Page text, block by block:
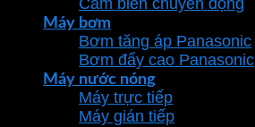
Cảm biến chuyển động
Máy bơm
Bơm tăng áp Panasonic
Bơm đẩy cao Panasonic
Máy nước nóng
Máy trực tiếp
Máy gián tiếp